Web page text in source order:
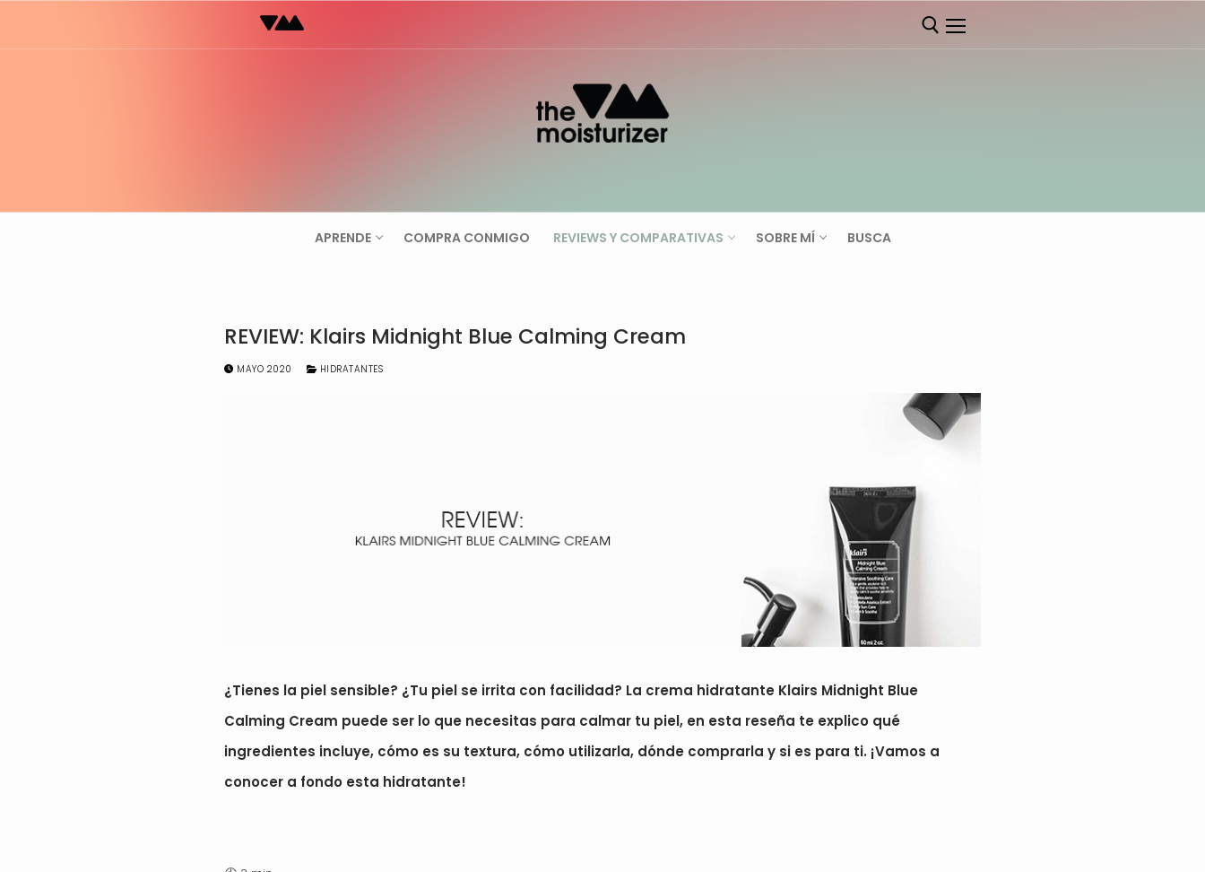
al
APRENDE COMPRA CONMIGO REVIEWS Y COMPARATIVAS SOBRE MÍ BUSCA
REVIEW: Klairs Midnight Blue Calming Cream
MAYO 2020 HIDRATANTES
¿Tienes la piel sensible? ¿Tu piel se irrita con facilidad? La crema hidratante Klairs Midnight Blue
Calming Cream puede ser lo que necesitas para calmar tu piel, en esta reseña te explico qué
ingredientes incluye, cómo es su textura, cómo utilizarla, dónde comprarla y si es para ti. ¡Vamos a
conocer a fondo esta hidratante!